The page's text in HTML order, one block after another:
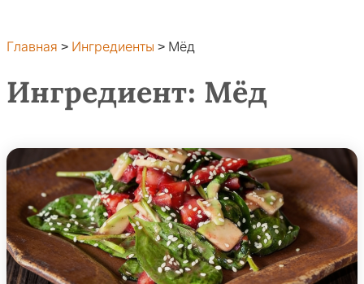
Главная > Ингредиенты > Мёд
Ингредиент: Мёд